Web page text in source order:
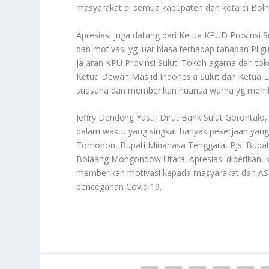
masyarakat di semua kabupaten dan kota di
Apresiasi juga datang dari Ketua KPUD Provinsi
dan motivasi yg luar biasa terhadap tahapan
jajaran KPU Provinsi Sulut. Tokoh agama dan
Ketua Dewan Masjid Indonesia Sulut dan Ketua
suasana dan memberikan nuansa warna yg
Jeffry Dendeng Yasti, Dirut Bank Sulut
dalam waktu yang singkat banyak pekerjaan
Tomohon, Bupati Minahasa Tenggara, Pjs.
Bolaang Mongondow Utara. Apresiasi
memberikan motivasi kepada masyarakat dan
pencegahan Covid 19.